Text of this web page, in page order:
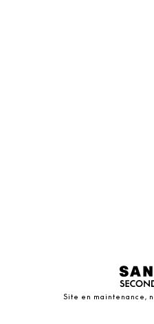
Site en maintenance,